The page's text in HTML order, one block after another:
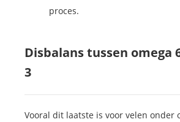
proces.
Disbalans tussen omega
3
Vooral dit laatste is voor velen onder